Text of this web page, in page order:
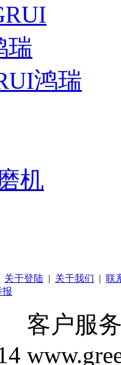
瑞
鸿瑞
机
关于登陆 | 关于我们 | 联
报
客户服